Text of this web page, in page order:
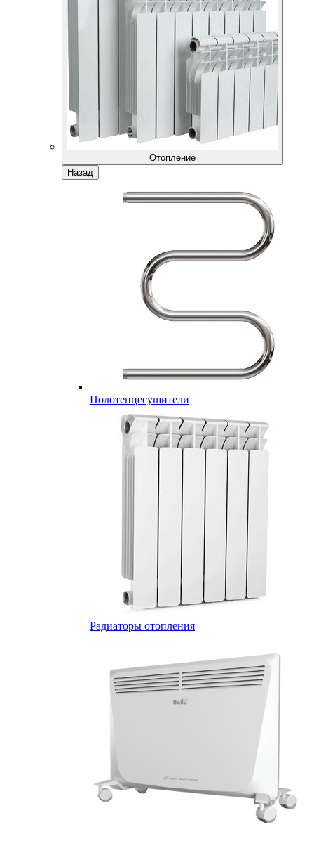
Отопление
Назад
Полотенцесушители
Радиаторы отопления